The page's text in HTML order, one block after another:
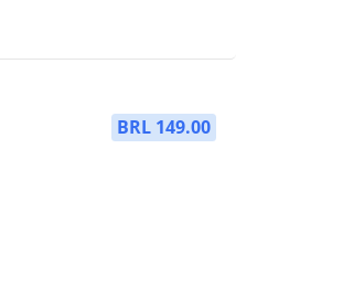
BRL 149.00